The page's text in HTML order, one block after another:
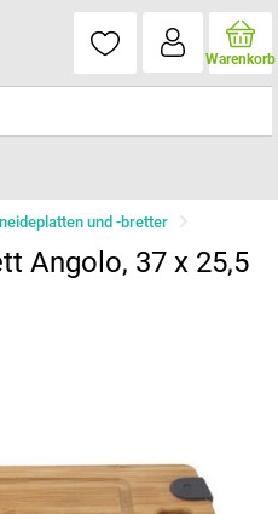
Warenkorb
und -bretter
Angolo, 37 x 25,5